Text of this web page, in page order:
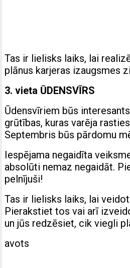
Tas ir lielisks laiks, lai
plānus karjeras izaugsmes
3. vieta ŪDENSVĪRS
Ūdensvīriem būs
grūtības, kuras varēja
Septembris būs pārdomu
Iespējama negaidīta
absolūti nemaz negaidāt.
pelnījuši!
Tas ir lielisks laiks, lai
Pierakstiet tos vai arī
un jūs redzēsiet, cik viegli
avots